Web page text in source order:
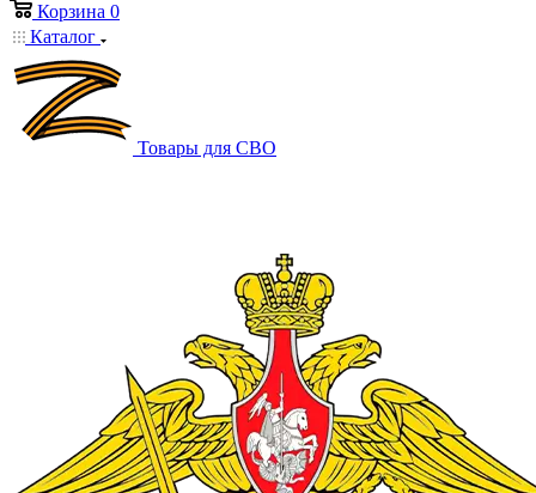
Корзина 0
Каталог
Товары для СВО